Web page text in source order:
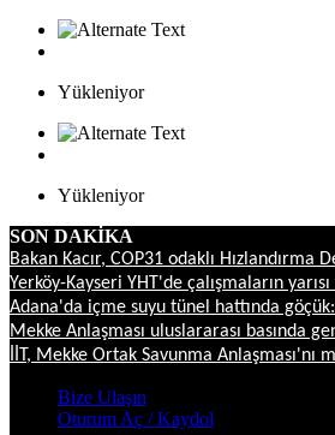
Yükleniyor
Yükleniyor
SON DAKİKA
Bakan Kacır, COP31 odaklı Hızlandırma
Yerköy-Kayseri YHT'de çalışmaların
Adana'da içme suyu tünel hattında
Mekke Anlaşması uluslararası basında
İİT, Mekke Ortak Savunma Anlaşması'nı
Bize Ulaşın
Oturum Aç / Kaydol